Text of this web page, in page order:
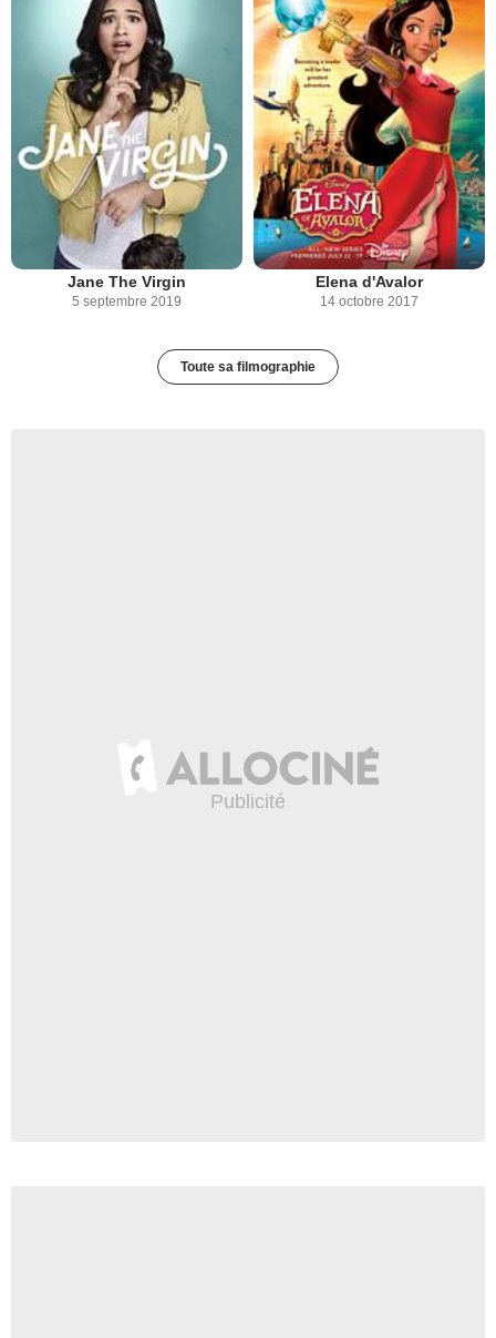
Jane The Virgin
5 septembre 2019
Elena d'Avalor
14 octobre 2017
Toute sa filmographie